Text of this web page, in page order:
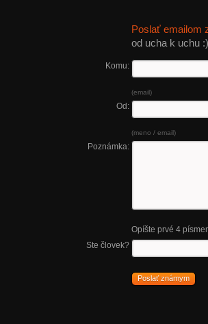
Poslať emailom
od ucha k uchu :)
Komu:
(email)
Od:
(meno / email)
Poznámka:
Opíšte prvé 4
Ste človek?
Poslať známym